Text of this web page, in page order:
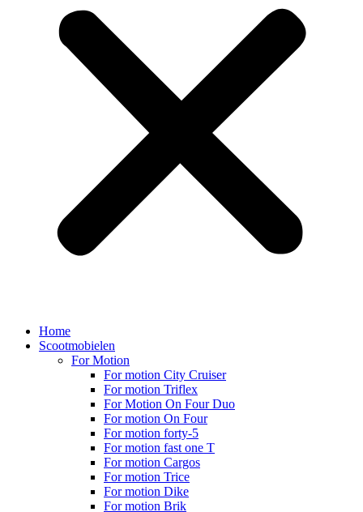
Home
Scootmobielen
For Motion
For motion City Cruiser
For motion Triflex
For Motion On Four Duo
For motion On Four
For motion forty-5
For motion fast one T
For motion Cargos
For motion Trice
For motion Dike
For motion Brik